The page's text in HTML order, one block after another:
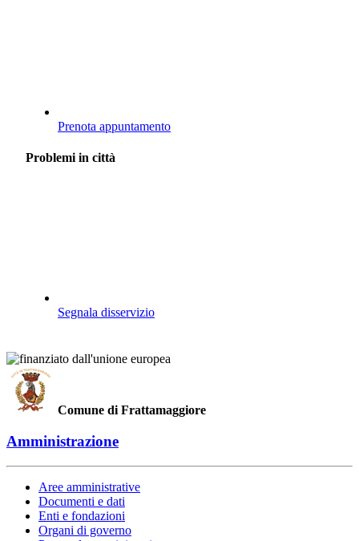
Prenota appuntamento
Problemi in città
Segnala disservizio
Comune di Frattamaggiore
Amministrazione
Aree amministrative
Documenti e dati
Enti e fondazioni
Organi di governo